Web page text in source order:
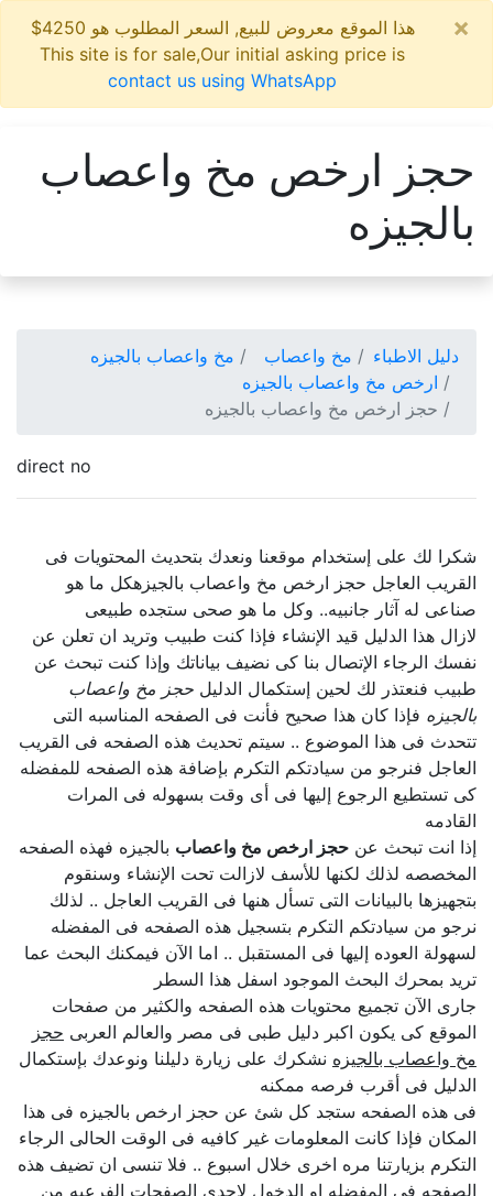
هذا الموقع معروض للبيع, السعر المطلوب هو 4250$
This site is for sale,Our initial asking price is
contact us using WhatsApp
حجز ارخص مخ واعصاب
بالجيزه
دليل الاطباء مخ واعصاب
مخ واعصاب بالجيزه
ارخص مخ واعصاب بالجيزه
حجز ارخص مخ واعصاب بالجيزه
direct no
شكرا لك على إستخدام موقعنا ونعدك بتحديث المحتويات فى
القريب العاجل حجز ارخص مخ واعصاب بالجيزهكل ما هو
صناعى له آثار جانبيه.. وكل ما هو صحى ستجده طبيعى
لازال هذا الدليل قيد الإنشاء فإذا كنت طبيب وتريد ان تعلن عن
نفسك الرجاء الإتصال بنا كى نضيف بياناتك وإذا كنت تبحث عن
طبيب فنعتذر لك لحين إستكمال الدليلحجز مخ واعصاب
بالجيزهفإذا كان هذا صحيح فأنت فى الصفحه المناسبه التى
تتحدث فى هذا الموضوع .. سيتم تحديث هذه الصفحه فى القريب
العاجل فنرجو من سيادتكم التكرم بإضافة هذه الصفحه للمفضله
كى تستطيع الرجوع إليها فى أى وقت بسهوله فى المرات
القادمه
إذا انت تبحث عنحجز ارخص مخ واعصاببالجيزه فهذه الصفحه
المخصصه لذلك لكنها للأسف لازالت تحت الإنشاء وسنقوم
بتجهيزها بالبيانات التى تسأل هنها فى القريب العاجل .. لذلك
نرجو من سيادتكم التكرم بتسجيل هذه الصفحه فى المفضله
لسهولة العوده إليها فى المستقبل .. اما الآن فيمكنك البحث عما
تريد بمحرك البحث الموجود اسفل هذا السطر
جارى الآن تجميع محتويات هذه الصفحه والكثير من صفحات
الموقع كى يكون اكبر دليل طبى فى مصر والعالم العربىحجز
مخ واعصاب بالجيزهنشكرك على زيارة دليلنا ونوعدك بإستكمال
الدليل فى أقرب فرصه ممكنه
فى هذه الصفحه ستجد كل شئ عن حجز ارخص بالجيزه فى هذا
المكان فإذا كانت المعلومات غير كافيه فى الوقت الحالى الرجاء
التكرم بزيارتنا مره اخرى خلال اسبوع .. فلا تنسى ان تضيف هذه
الصفحه فى المفضله او الدخول لإحدى الصفحات الفرعيه من